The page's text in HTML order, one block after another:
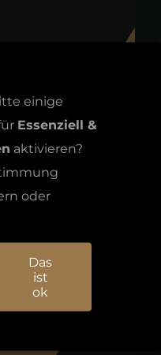
einige
Essenziell &
aktivieren?
oder
Das
ist
ok